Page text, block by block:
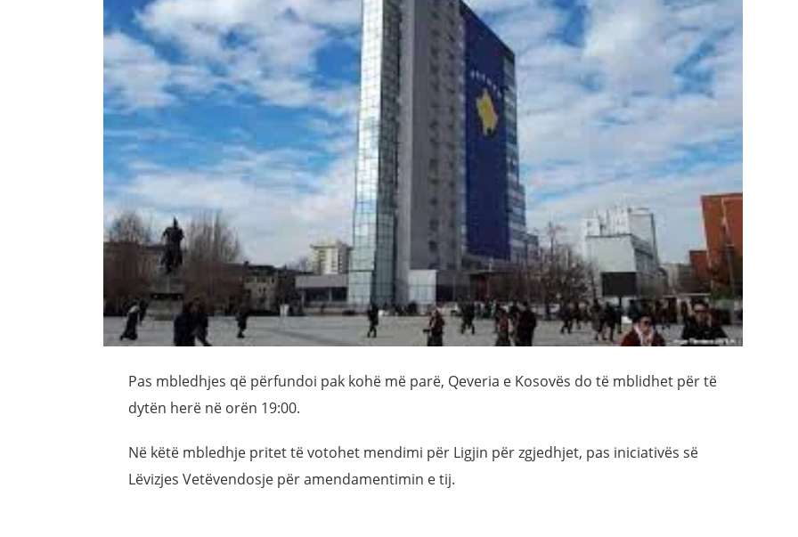
Pas mbledhjes që përfundoi pak kohë më parë, Qeveria e Kosovës do të mblidhet për të
dytën herë në orën 19:00.
Në këtë mbledhje pritet të votohet mendimi për Ligjin për zgjedhjet, pas iniciativës së
Lëvizjes Vetëvendosje për amendamentimin e tij.